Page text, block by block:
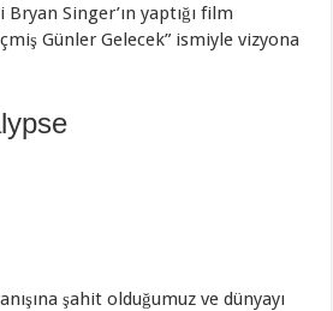
Singer’ın yaptığı film
Günler Gelecek” ismiyle vizyona
şahit olduğumuz ve dünyayı